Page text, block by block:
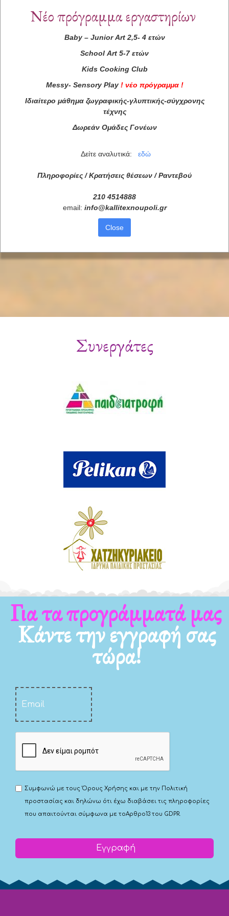
Συνεργάτες
Για τα προγράμματά μας
Κάντε την εγγραφή σας
τώρα!
Συμφωνώ με τουςΌρους Χρήσης και με την Πολιτική
προστασίας και δηλώνω ότι έχω διαβάσει τις πληροφορίες
που απαιτούνται σύμφωνα με τοΑρθρο13 του GDPR.
Εγγραφή
Νέο πρόγραμμα εργαστηρίων
Baby– Junior Art2,5- 4 ετών
School Art 5-7 ετών
Kids Cooking Club
Messy- Sensory Play ! νέο πρόγραμμα !
Ιδιαίτερο μάθημα ζωγραφικής-γλυπτικής-σύγχρονης
τέχνης
Δωρεάν Ομάδες Γονέων
Δείτε αναλυτικά: εδώ
Πληροφορίες / Κρατήσεις θέσεων / Ραντεβού
210 4514888
email: info@kallitexnoupoli.gr
Close